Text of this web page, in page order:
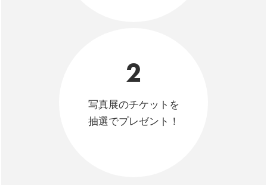
2
写真展のチケットを
抽選でプレゼント！